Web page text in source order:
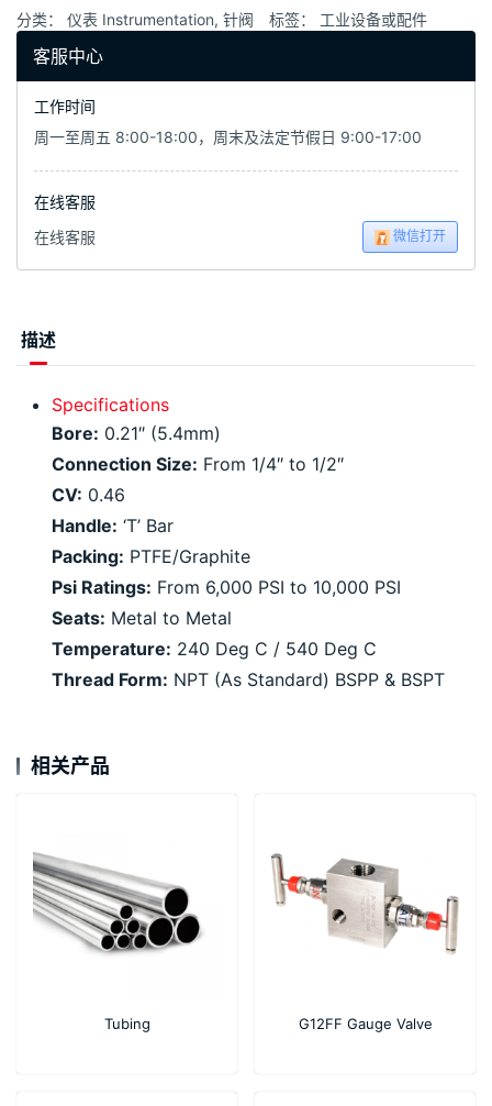
分类： 仪表 Instrumentation, 针阀 标签： 工业设备或配件
客服中心
工作时间
周一至周五 8:00-18:00，周末及法定节假日 9:00-17:00
在线客服
在线客服
微信打开
描述
Specifications
Bore: 0.21″ (5.4mm)
Connection Size: From 1/4″ to 1/2″
CV: 0.46
Handle: ‘T’ Bar
Packing: PTFE/Graphite
Psi Ratings: From 6,000 PSI to 10,000 PSI
Seats: Metal to Metal
Temperature: 240 Deg C / 540 Deg C
Thread Form: NPT (As Standard) BSPP & BSPT
相关产品
Tubing G12FF Gauge Valve